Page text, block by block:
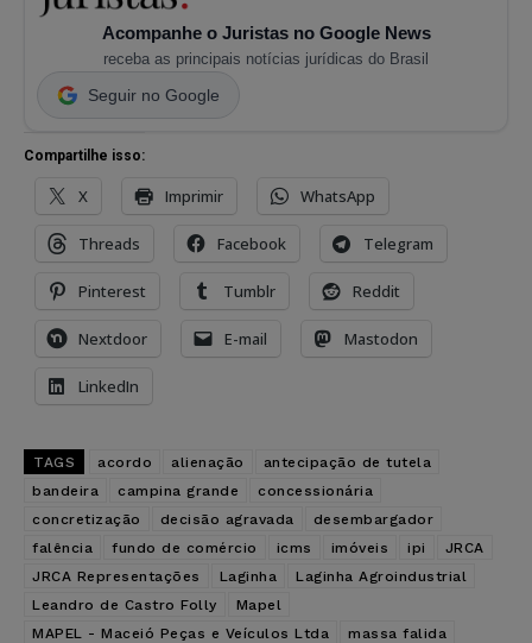
Acompanhe o Juristas no Google News
receba as principais notícias jurídicas do Brasil
Seguir no Google
Compartilhe isso:
X Imprimir WhatsApp
Threads Facebook Telegram
Pinterest Tumblr Reddit
Nextdoor E-mail Mastodon
LinkedIn
TAGS acordo alienação
antecipação de tutela
bandeira
campina grande
concessionária
concretização
decisão agravada
desembargador
falência
fundo de comércio icms imóveis ipi
JRCA
JRCA Representações
Laginha
Laginha Agroindustrial
Leandro de Castro Folly
Mapel
MAPEL - Maceió Peças e Veículos Ltda
massa falida